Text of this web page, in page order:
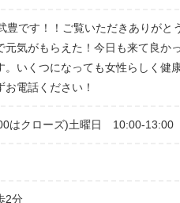
です！！ご覧いただきありがと
気がもらえた！今日も来て良か
いくつになっても女性らしく健
電話ください！
はクローズ)土曜日 10:00-13:00
2分